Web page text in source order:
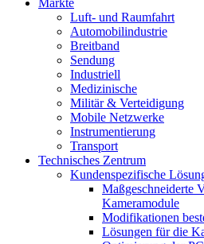
Märkte
Luft- und Raumfahrt
Automobilindustrie
Breitband
Sendung
Industriell
Medizinische
Militär & Verteidigung
Mobile Netzwerke
Instrumentierung
Transport
Technisches Zentrum
Kundenspezifische
Maßgeschneiderte
Kameramodule
Modifikationen
Lösungen für die